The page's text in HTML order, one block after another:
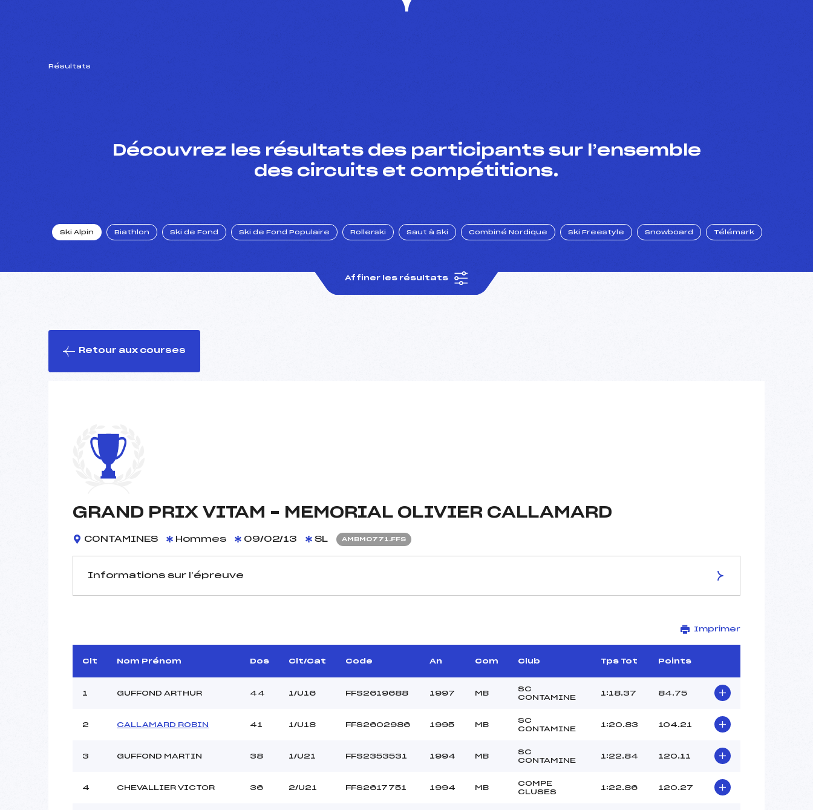
Résultats
Découvrez les résultats des participants sur l’ensemble
des circuits et compétitions.
Ski Alpin Biathlon Ski de Fond Ski de Fond Populaire Rollerski Saut à Ski Combiné Nordique Ski Freestyle Snowboard Télémark
Affiner les résultats
Retour aux courses
GRAND PRIX VITAM – MEMORIAL OLIVIER CALLAMARD
CONTAMINES Hommes 09/02/13 SL AMBM0771.FFS
Informations sur l’épreuve
Arbitre :
MERMOUD SERGE (MB)
Assistant :
–
BLEUE DE MONTJOIE
Altitude départ :
1660
Altitude arrivée :
1832/08/01
MANCHE 1
Heure de départ :
10h20
Ouvreurs A :
BONNET LIGEON GLENN (MB)
MANCHE 2
Heure de départ :
11h40
Ouvreurs A :
BONNET LIGEON GLENN (MB)
Imprimer
Clt Nom Prénom Dos Clt/Cat Code An Com Club Tps Tot Points
1 GUFFOND ARTHUR 44 1/U16 FFS2619688 1997 MB
SC
CONTAMINE
1:18.37 84.75
2 CALLAMARD ROBIN 41 1/U18 FFS2602986 1995 MB
SC
CONTAMINE
1:20.83 104.21
3 GUFFOND MARTIN 38 1/U21 FFS2353531 1994 MB
SC
CONTAMINE
1:22.84 120.11
4 CHEVALLIER VICTOR 36 2/U21 FFS2617751 1994 MB
COMPE
CLUSES
1:22.86 120.27